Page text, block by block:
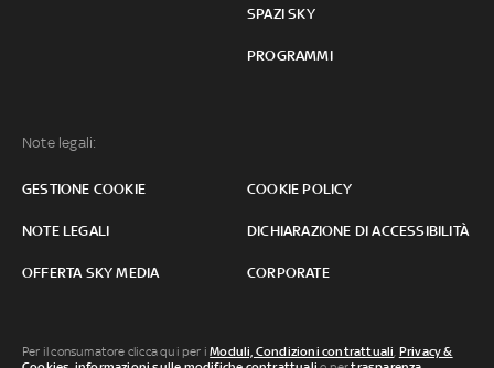
SPAZI SKY
PROGRAMMI
Note legali:
GESTIONE COOKIE COOKIE POLICY
NOTE LEGALI DICHIARAZIONE DI ACCESSIBILITÀ
OFFERTA SKY MEDIA CORPORATE
Per il consumatore clicca qui per iModuli, Condizioni contrattuali Privacy &